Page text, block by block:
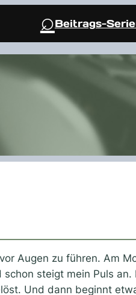
⌕Beitrags-
Augen zu führen. Am
steigt mein Puls
Und dann beginnt